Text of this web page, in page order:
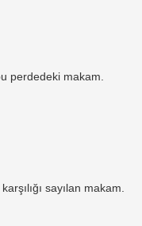
perdedeki makam.
sayılan makam.